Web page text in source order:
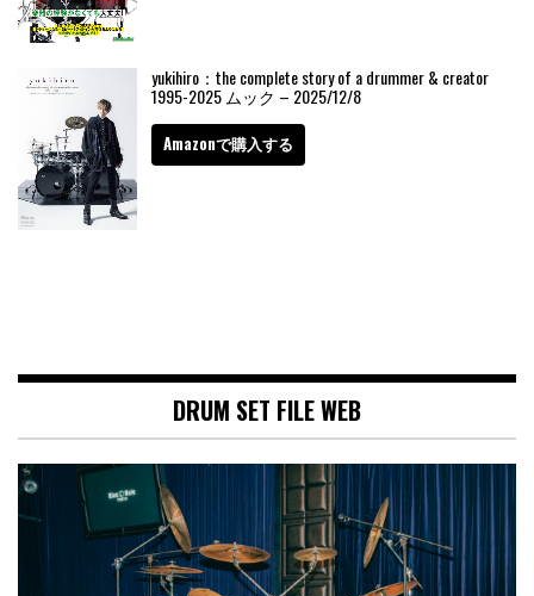
yukihiro：the complete story of a drummer & creator
1995-2025 ムック – 2025/12/8
Amazonで購入する
DRUM SET FILE WEB